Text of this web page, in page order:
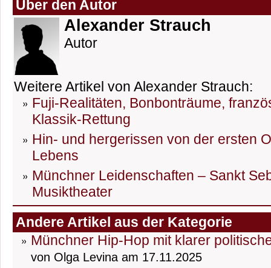
Über den Autor
Alexander Strauch
Autor
Weitere Artikel von Alexander Strauch:
Fuji-Realitäten, Bonbonträume,
Klassik-Rettung
Hin- und hergerissen von der ersten
Lebens
Münchner Leidenschaften – Sankt
Musiktheater
Andere Artikel aus der Kategorie
Münchner Hip-Hop mit klarer
von Olga Levina am 17.11.2025